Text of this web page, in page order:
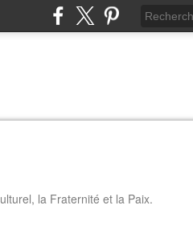
la Fraternité et la Paix.